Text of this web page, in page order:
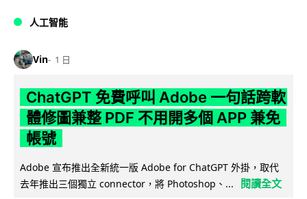
人工智能
Vin 1 日
ChatGPT 免費呼叫 Adobe 一句話跨軟
體修圖兼整 PDF 不用開多個 APP 兼免
帳號
Adobe 宣布推出全新統一版 Adobe for ChatGPT 外掛，取代
去年推出三個獨立 connector，將 Photoshop、...
閱讀全文